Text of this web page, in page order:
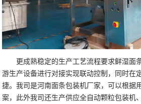
更成熟稳定的生产工艺流程要求鲜湿面
游生产设备进行对接实现联动控制，同时在
捷。我司是河南面条包装机厂家，可以根据
案，此外我司还生产供应全自动颗粒包装机